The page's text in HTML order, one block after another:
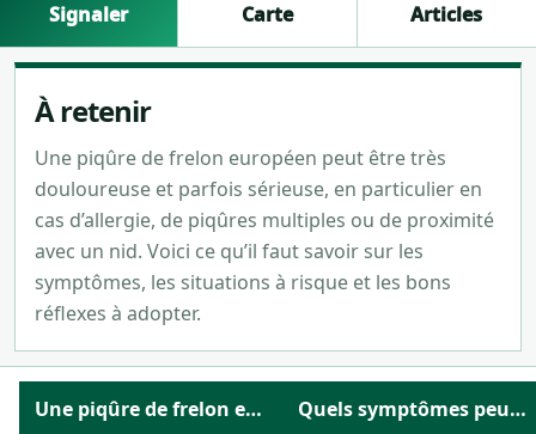
Signaler Carte Articles
À retenir
Une piqûre de frelon européen peut être très
douloureuse et parfois sérieuse, en particulier en
cas d’allergie, de piqûres multiples ou de proximité
avec un nid. Voici ce qu’il faut savoir sur les
symptômes, les situations à risque et les bons
réflexes à adopter.
Une piqûre de frelon européen est-elle dangereuse ? Quels symptômes peuvent apparaître ?